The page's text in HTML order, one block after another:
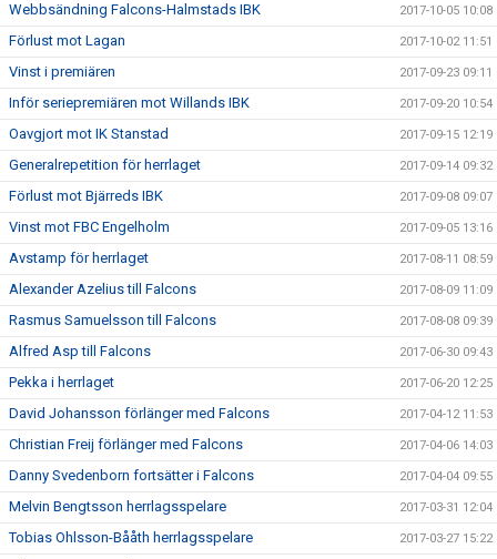
Webbsändning Falcons-Halmstads IBK 2017-10-05 10:08
Förlust mot Lagan 2017-10-02 11:51
Vinst i premiären 2017-09-23 09:11
Inför seriepremiären mot Willands IBK 2017-09-20 10:54
Oavgjort mot IK Stanstad 2017-09-15 12:19
Generalrepetition för herrlaget 2017-09-14 09:32
Förlust mot Bjärreds IBK 2017-09-08 09:07
Vinst mot FBC Engelholm 2017-09-05 13:16
Avstamp för herrlaget 2017-08-11 08:59
Alexander Azelius till Falcons 2017-08-09 11:09
Rasmus Samuelsson till Falcons 2017-08-08 09:39
Alfred Asp till Falcons 2017-06-30 09:43
Pekka i herrlaget 2017-06-20 12:25
David Johansson förlänger med Falcons 2017-04-12 11:53
Christian Freij förlänger med Falcons 2017-04-06 14:03
Danny Svedenborn fortsätter i Falcons 2017-04-04 09:55
Melvin Bengtsson herrlagsspelare 2017-03-31 12:04
Tobias Ohlsson-Bååth herrlagsspelare 2017-03-27 15:22